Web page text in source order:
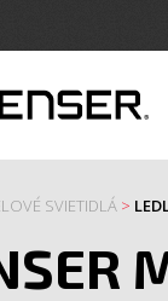
SVIETIDLÁ >